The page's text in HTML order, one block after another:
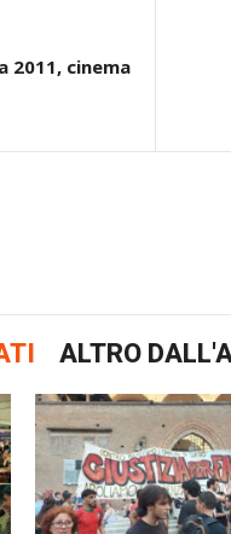
2011, cinema
ALTRO